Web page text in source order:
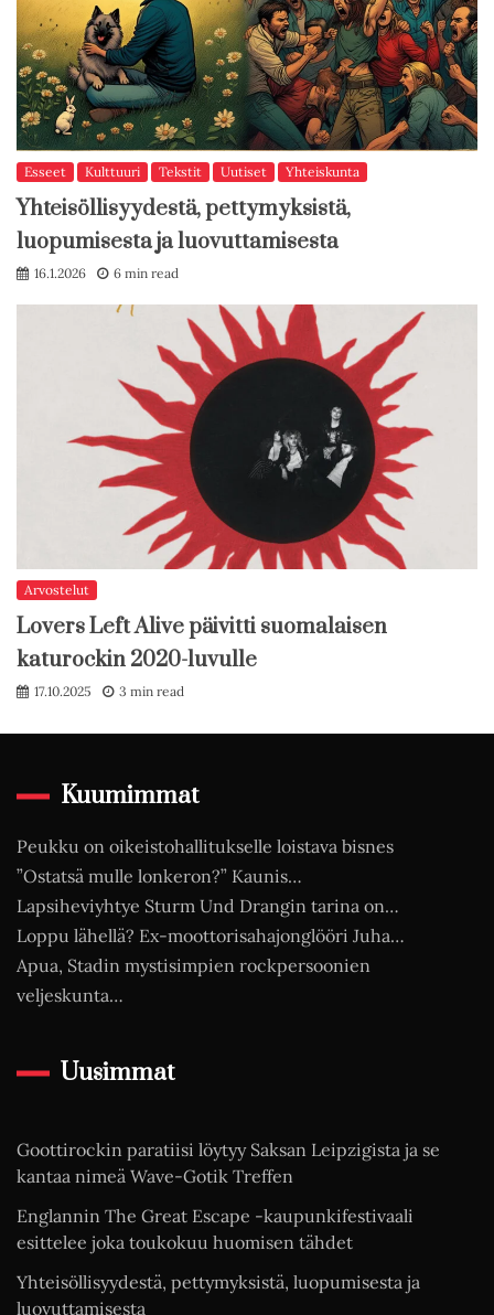
Esseet Kulttuuri Tekstit Uutiset Yhteiskunta
Yhteisöllisyydestä, pettymyksistä,
luopumisesta ja luovuttamisesta
16.1.2026 6 min read
Arvostelut
Lovers Left Alive päivitti suomalaisen
katurockin 2020-luvulle
17.10.2025 3 min read
Kuumimmat
Peukku on oikeistohallitukselle loistava bisnes
”Ostatsä mulle lonkeron?” Kaunis…
Lapsiheviyhtye Sturm Und Drangin tarina on…
Loppu lähellä? Ex-moottorisahajonglööri Juha…
Apua, Stadin mystisimpien rockpersoonien
veljeskunta…
Uusimmat
Goottirockin paratiisi löytyy Saksan Leipzigista ja se
kantaa nimeä Wave-Gotik Treffen
Englannin The Great Escape -kaupunkifestivaali
esittelee joka toukokuu huomisen tähdet
Yhteisöllisyydestä, pettymyksistä, luopumisesta ja
luovuttamisesta